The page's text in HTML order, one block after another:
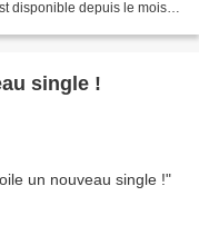
disponible depuis le mois
single !